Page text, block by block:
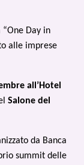
Day in
alle imprese
all’Hotel
Salone del
da Banca
summit delle